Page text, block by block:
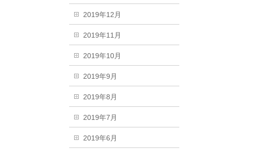
2019年12月
2019年11月
2019年10月
2019年9月
2019年8月
2019年7月
2019年6月